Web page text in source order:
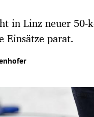
in Linz neuer
Einsätze parat.
öffnen/schließen